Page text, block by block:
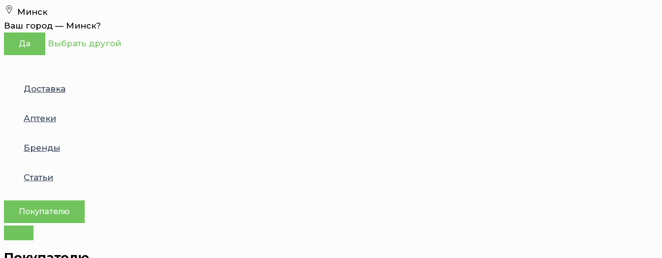
Перейти
к
содержимому
Минск
Ваш город — Минск?
Да Выбрать другой
Доставка
Аптеки
Бренды
Статьи
Покупателю